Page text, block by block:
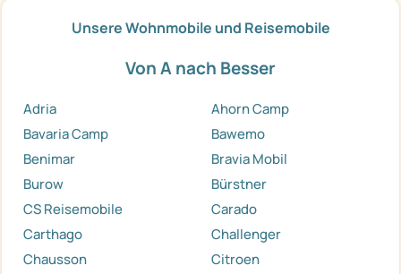
Unsere Wohnmobile und Reisemobile
Von A nach Besser
Adria
Ahorn Camp
Bavaria Camp
Bawemo
Benimar
Bravia Mobil
Burow
Bürstner
CS Reisemobile
Carado
Carthago
Challenger
Chausson
Citroen